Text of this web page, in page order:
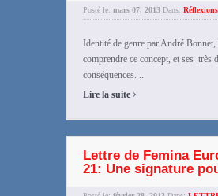
Posté le: mars 07, 2013 Dans: Réflexions
Identité de genre par André
comprendre ce concept, et ses très
conséquences. ...
Lire la suite ›
Lettre de Femina
21: Une signature